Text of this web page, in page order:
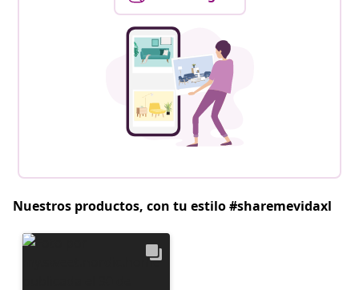
Nuestros productos, con tu estilo #sharemevidaxl